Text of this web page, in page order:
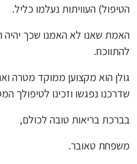
הטיפול) העוויתות נעלמו כליל.
האמת שאנו לא האמנו שכך
להתווכח.
גולן הוא מקצוען ממוקד מטרה
שדרכנו נפגשו וזכינו לטיפולך
בברכת בריאות טובה לכולם,
משפחת טאובר.